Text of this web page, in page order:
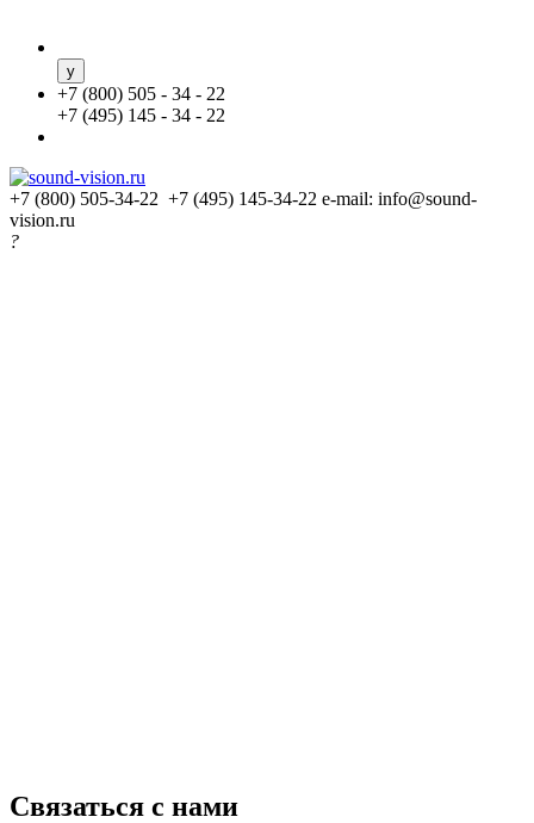
+7 (800) 505 - 34 - 22
+7 (495) 145 - 34 - 22
+7 (800) 505-34-22 +7 (495) 145-34-22 e-mail: info@sound-
vision.ru
?
Связаться с нами